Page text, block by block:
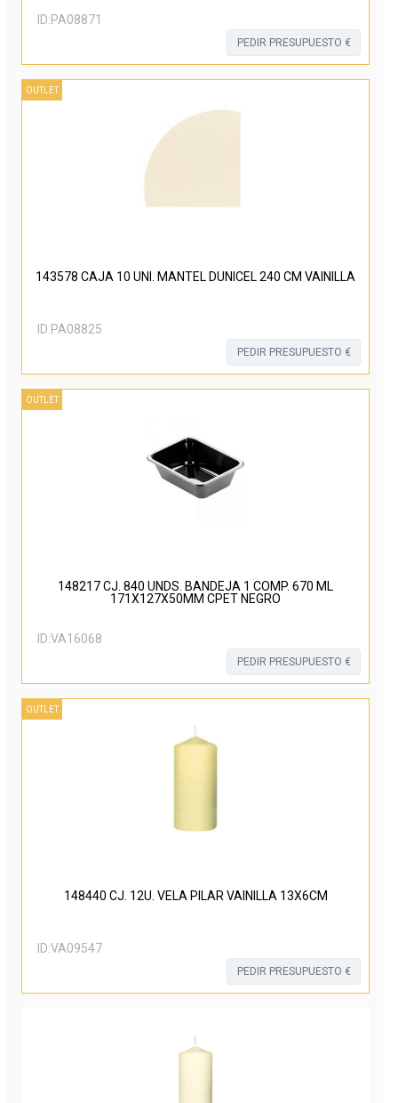
ID:PA08871
PEDIR PRESUPUESTO €
OUTLET
143578 CAJA 10 UNI. MANTEL DUNICEL 240 CM VAINILLA
ID:PA08825
PEDIR PRESUPUESTO €
OUTLET
148217 CJ. 840 UNDS. BANDEJA 1 COMP. 670 ML
171X127X50MM CPET NEGRO
ID:VA16068
PEDIR PRESUPUESTO €
OUTLET
148440 CJ. 12U. VELA PILAR VAINILLA 13X6CM
ID:VA09547
PEDIR PRESUPUESTO €